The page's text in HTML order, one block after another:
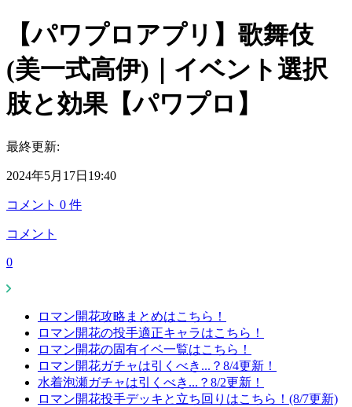
【パワプロアプリ】歌舞伎
(美一式高伊)｜イベント選択
肢と効果【パワプロ】
最終更新:
2024年5月17日19:40
コメント 0 件
コメント
0
ロマン開花攻略まとめはこちら！
ロマン開花の投手適正キャラはこちら！
ロマン開花の固有イベ一覧はこちら！
ロマン開花ガチャは引くべき...？8/4更新！
水着泡瀬ガチャは引くべき...？8/2更新！
ロマン開花投手デッキと立ち回りはこちら！(8/7更新)